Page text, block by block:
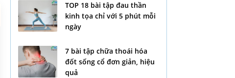
TOP 18 bài tập đau thần
kinh tọa chỉ với 5 phút mỗi
ngày
7 bài tập chữa thoái hóa
đốt sống cổ đơn giản, hiệu
quả